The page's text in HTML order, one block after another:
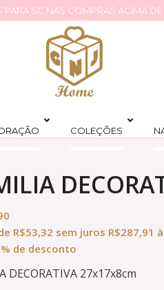
PARA SC NAS COMPRAS ACIMA
COLEÇÕES
R$53,32 sem juros R$287,91
de desconto
DECORATIVA 27x17x8cm